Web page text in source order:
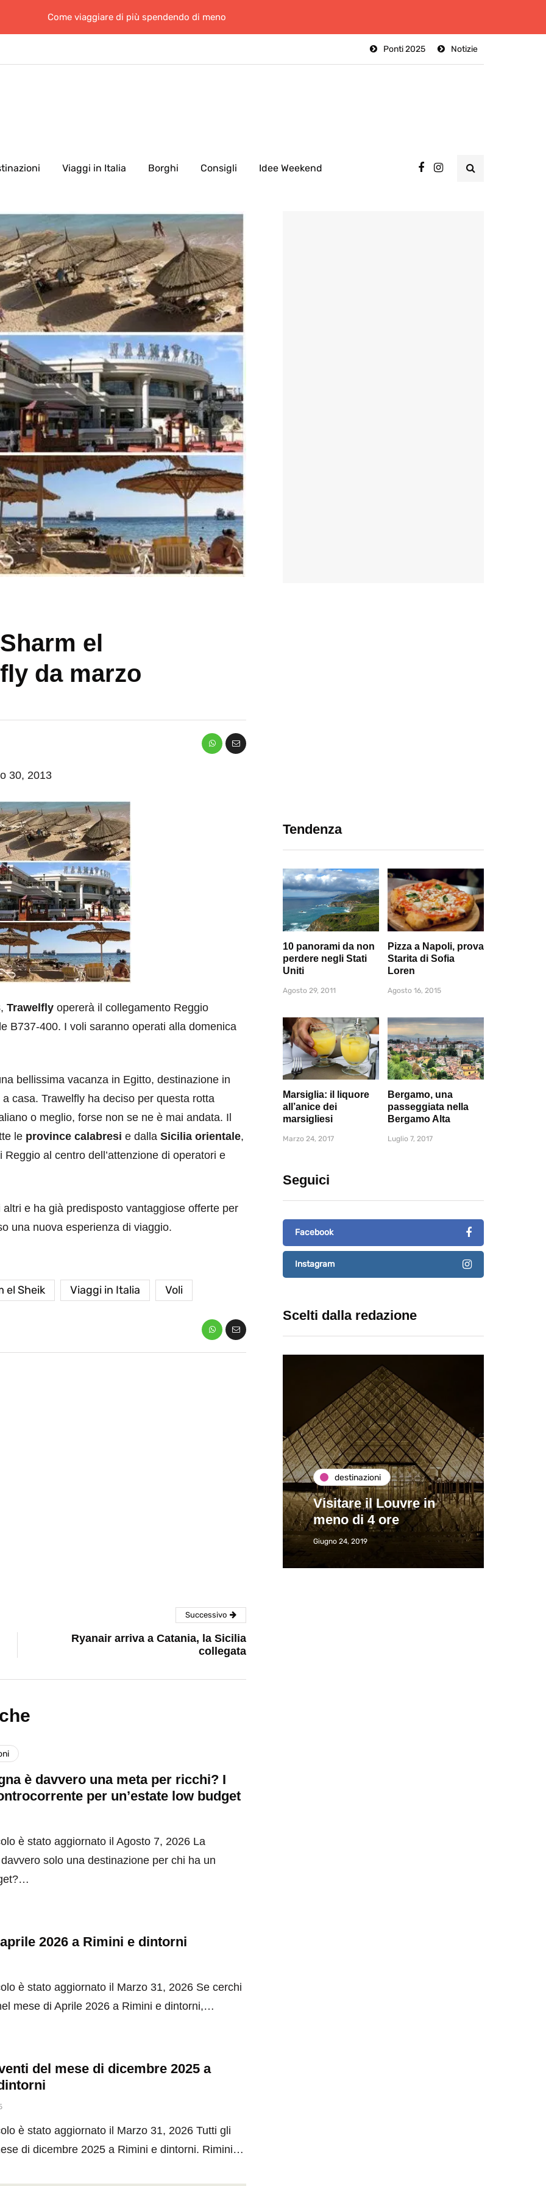
Come viaggiare di più spendendo di meno
Notizie
Ponti 2025
Viaggi in Italia Borghi Consigli Idee Weekend
el
da marzo
30, 2013
, Trawelfly opererà il collegamento Reggio
B737-400. I voli saranno operati alla domenica
bellissima vacanza in Egitto, destinazione in
casa. Trawelfly ha deciso per questa rotta
o meglio, forse non se ne è mai andata. Il
le province calabresi e dalla Sicilia orientale,
al centro dell’attenzione di operatori e
altri e ha già predisposto vantaggiose offerte per
una nuova esperienza di viaggio.
el Sheik Viaggi in Italia Voli
Tendenza
10 panorami da non
perdere negli Stati
Uniti
Agosto 29, 2011
Pizza a Napoli, prova
Starita di Sofia
Loren
Agosto 16, 2015
Marsiglia: il liquore
all’anice dei
marsigliesi
Marzo 24, 2017
Bergamo, una
passeggiata nella
Bergamo Alta
Luglio 7, 2017
Seguici
Facebook
Instagram
Scelti dalla redazione
destinazioni
Visitare il Louvre in
meno di 4 ore
Giugno 24, 2019
Successivo
Ryanair arriva a Catania, la Sicilia
collegata
è davvero una meta per ricchi? I
per un’estate low budget
è stato aggiornato il Agosto 7, 2026 La
solo una destinazione per chi ha un
2026 a Rimini e dintorni
è stato aggiornato il Marzo 31, 2026 Se cerchi
mese di Aprile 2026 a Rimini e dintorni,…
del mese di dicembre 2025 a
è stato aggiornato il Marzo 31, 2026 Tutti gli
di dicembre 2025 a Rimini e dintorni. Rimini…